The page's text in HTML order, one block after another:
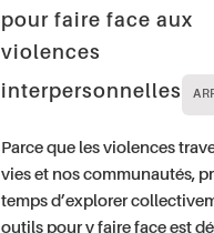
pour faire face aux
violences
interpersonnelles
Parce que les violences
vies et nos communautés,
temps d’explorer
outils pour y faire face est